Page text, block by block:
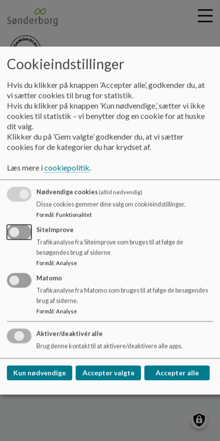
i
nydamskolen
Skolebestyrelsen Referat 25-26 Referat 2026.04.21
Referat 2026.04.21
Referat 2026.04.21
Dokumenter
Referat 2026.04.21.pdf
Nydamskolen
Skolevej 21, V. Sottrup
nydamskolen@sonderborg.dk
88724391
/tilgaengelighedserklaering
Sitemap
Cookie politik
Cookieindstillinger
Hvis du klikker på knappen ’Accepter alle’, godkender du, at
vi sætter cookies til brug for statistik.
Hvis du klikker på knappen ’Kun nødvendige,’ sætter vi ikke
cookies til statistik – vi benytter dog en cookie for at huske
dit valg.
Klikker du på ’Gem valgte’ godkender du, at vi sætter
cookies for de kategorier du har krydset af.
Læs mere icookiepolitik.
Nødvendige cookies(altid nødvendig)
Disse cookies gemmer dine valg om cookieindstillinger.
Formål: Funktionalitet
SiteImprove
Trafikanalyse fra Siteimprove som bruges til at følge de
besøgendes brug af siderne
Formål: Analyse
Matomo
Trafikanalyse fra Matomo som bruges til at følge de besøgendes
brug af siderne.
Formål: Analyse
Aktiver/deaktivér alle
Brug denne kontakt til at aktivere/deaktivere alle apps.
Kun nødvendige Accepter valgte Accepter alle